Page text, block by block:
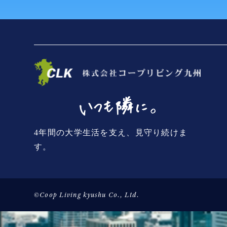
4年間の大学生活を支え、見守り続けま
す。
©Coop Living kyushu Co., Ltd.